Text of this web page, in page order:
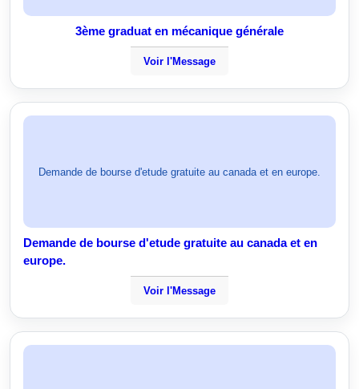
3ème graduat en mécanique générale
Voir l'Message
Demande de bourse d'etude gratuite au canada et en europe.
Demande de bourse d'etude gratuite au canada et en
europe.
Voir l'Message